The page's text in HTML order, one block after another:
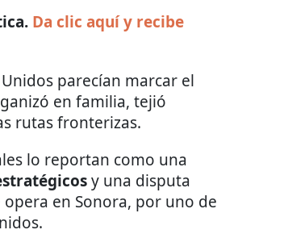
Da clic aquí y recibe
parecían marcar el
en familia, tejió
rutas fronterizas.
lo reportan como una
y una disputa
opera en Sonora, por uno de